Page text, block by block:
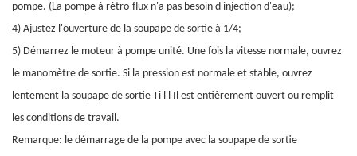
pompe. (La pompe à rétro-flux n'a pas besoin d'injection d'eau);
4) Ajustez l'ouverture de la soupape de sortie à 1/4;
5) Démarrez le moteur à pompe unité. Une fois la vitesse normale, ouvrez
le manomètre de sortie. Si la pression est normale et stable, ouvrez
lentement la soupape de sortie Ti l l Il est entièrement ouvert ou remplit
les conditions de travail.
Remarque: le démarrage de la pompe avec la soupape de sortie